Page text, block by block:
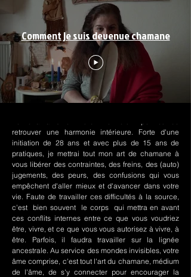
Comment je suis devenue chamane
retrouver une harmonie intérieure. Forte d'une
initiation de 28 ans et avec plus de 15 ans de
pratiques, je mettrai tout mon art de chamane à
vous libérer des contraintes, des freins, des (auto)
jugements, des peurs, des confusions qui vous
empêchent d'aller mieux et d'avancer dans votre
vie. Faute de travailler ces difficultés à la source,
c'est bien souvent le corps qui mettra en avant
ces conflits internes entre ce que vous voudriez
être, vivre, et ce que vous vous autorisez à vivre, à
être. Parfois, il faudra travailler sur la lignée
ancestrale. Au service des mondes invisibles, votre
âme comprise, c'est tout l'art du chamane, médium
de l'âme, de s'y connecter pour encourager la